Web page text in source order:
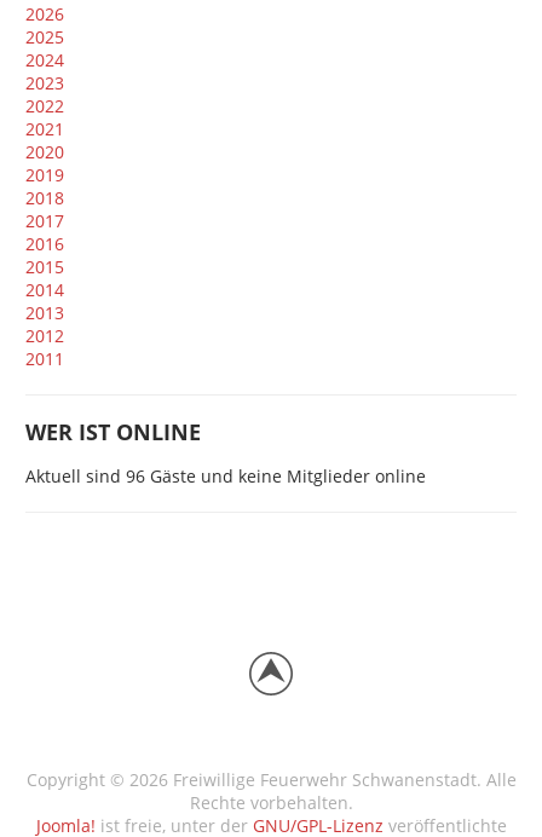
2026
2025
2024
2023
2022
2021
2020
2019
2018
2017
2016
2015
2014
2013
2012
2011
WER IST ONLINE
Aktuell sind 96 Gäste und keine Mitglieder online
Copyright © 2026 Freiwillige Feuerwehr Schwanenstadt. Alle
Rechte vorbehalten.
Joomla! ist freie, unter der GNU/GPL-Lizenz veröffentlichte